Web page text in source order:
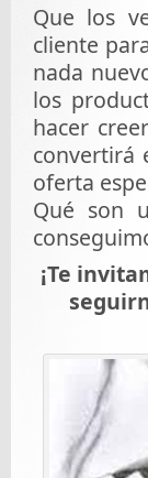
Que los
cliente
nada
los
hacer
convertirá
oferta
Qué son
¡Te